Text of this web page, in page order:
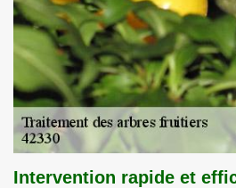
Intervention rapide et